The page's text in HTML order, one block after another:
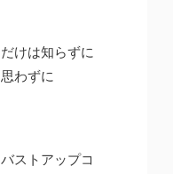
けは知らずに
わずに
ストアップコ